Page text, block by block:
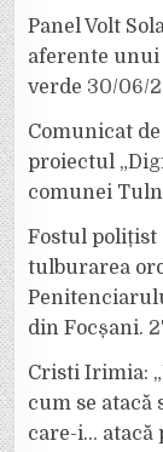
Panel Volt
aferente
verde 30/06/
Comunicat
proiectul
comunei
Fostul polițist
tulburarea
din Focșani.
Cristi Irimia:
cum se atacă
care-i… atacă